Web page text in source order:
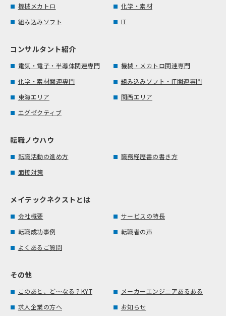
機械メカトロ
化学・素材
組み込みソフト
IT
コンサルタント紹介
電気・電子・半導体関連専門
機械・メカトロ関連専門
化学・素材関連専門
組み込みソフト・IT関連専門
東海エリア
関西エリア
エグゼクティブ
転職ノウハウ
転職活動の進め方
職務経歴書の書き方
面接対策
メイテックネクストとは
会社概要
サービスの特長
転職成功事例
転職者の声
よくあるご質問
その他
このあと、ど～なる？KYT
メーカーエンジニアあるある
求人企業の方へ
お知らせ